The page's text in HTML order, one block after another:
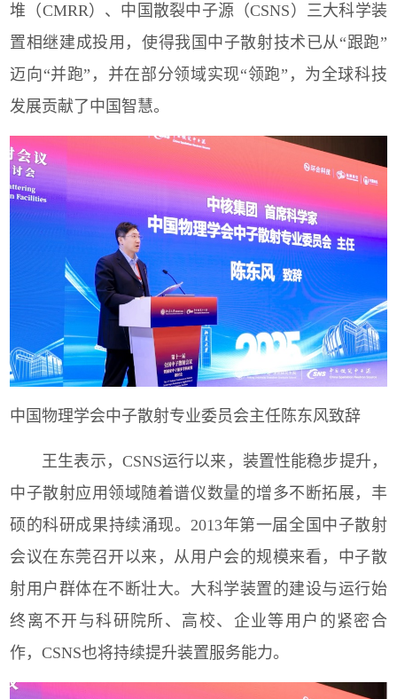
堆（CMRR）、中国散裂中子源（CSNS）三大科学装
置相继建成投用，使得我国中子散射技术已从“跟跑”
迈向“并跑”，并在部分领域实现“领跑”，为全球科技
发展贡献了中国智慧。
中国物理学会中子散射专业委员会主任陈东风致辞
王生表示， CSNS运行以来，装置性能稳步提升，
中子散射应用领域随着谱仪数量的增多不断拓展，丰
硕的科研成果持续涌现。2013年第一届全国中子散射
会议在东莞召开以来，从用户会的规模来看，中子散
射用户群体在不断壮大。大科学装置的建设与运行始
终离不开与科研院所、高校、企业等用户的紧密合
作，CSNS也将持续提升装置服务能力。